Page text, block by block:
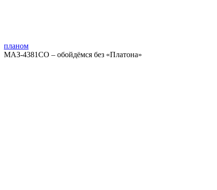
планом
МАЗ-4381СO – обойдёмся без «Платона»